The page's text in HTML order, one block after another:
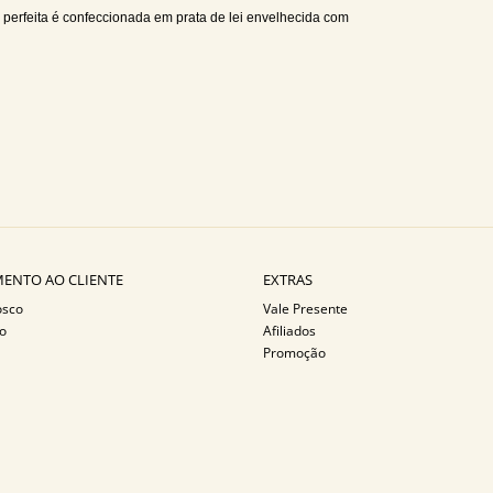
é confeccionada em prata de lei envelhecida com
AO CLIENTE EXTRAS
Vale Presente
Afiliados
Promoção